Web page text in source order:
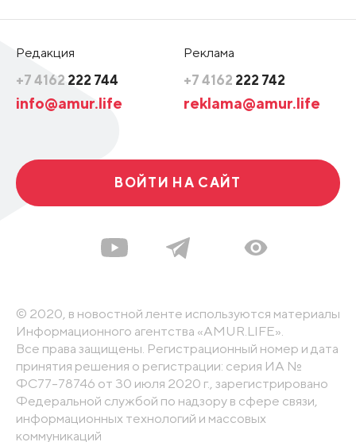
Редакция
+7 4162 222 744
info@amur.life
Реклама
+7 4162 222 742
reklama@amur.life
ВОЙТИ НА САЙТ
© 2020, в новостной ленте используются материалы
Информационного агентства «AMUR.LIFE».
Все права защищены. Регистрационный номер и дата
принятия решения о регистрации: серия ИА №
ФС77-78746 от 30 июля 2020 г., зарегистрировано
Федеральной службой по надзору в сфере связи,
информационных технологий и массовых
коммуникаций